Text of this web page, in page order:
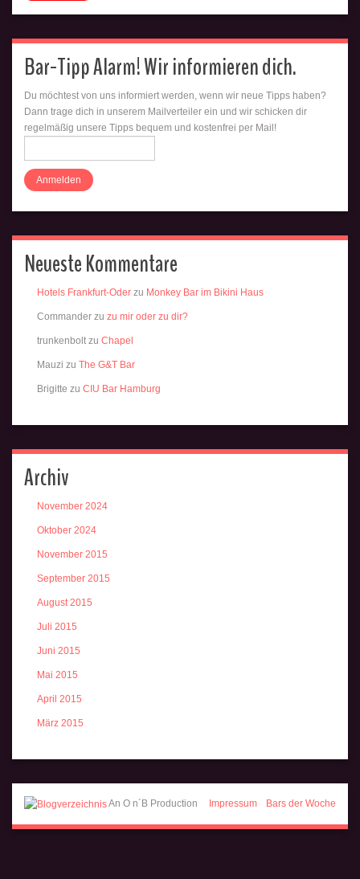
Bar-Tipp Alarm! Wir informieren dich.
Du möchtest von uns informiert werden, wenn wir neue Tipps haben?
Dann trage dich in unserem Mailverteiler ein und wir schicken dir
regelmäßig unsere Tipps bequem und kostenfrei per Mail!
Neueste Kommentare
Hotels Frankfurt-Oder zu Monkey Bar im Bikini Haus
Commander zu zu mir oder zu dir?
trunkenboltzu Chapel
Mauzi zu The G&T Bar
Brigitte zu CIU Bar Hamburg
Archiv
November 2024
Oktober 2024
November 2015
September 2015
August 2015
Juli 2015
Juni 2015
Mai 2015
April 2015
März 2015
An O n´B Production Impressum Bars der Woche